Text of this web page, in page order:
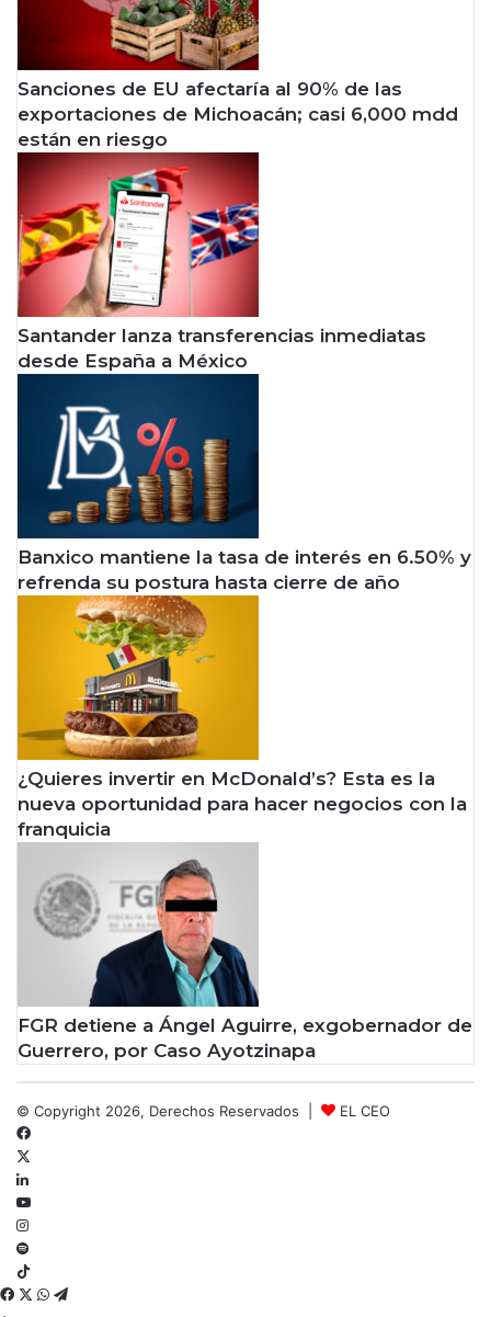
McDonald’s? Esta es la nueva
oportunidad para hacer
negocios con la franquicia
s
p
o
r
7
4
,
0
0
m
d
p
s
e
Sanciones de EU afectaría al 90% de las
exportaciones de Michoacán; casi 6,000 mdd
están en riesgo
Santander lanza transferencias inmediatas
desde España a México
Banxico mantiene la tasa de interés en 6.50% y
refrenda su postura hasta cierre de año
¿Quieres invertir en McDonald’s? Esta es la
nueva oportunidad para hacer negocios con la
franquicia
FGR detiene a Ángel Aguirre, exgobernador de
Guerrero, por Caso Ayotzinapa
© Copyright 2026, Derechos Reservados |
EL CEO
Spotify
Facebook
X WhatsApp